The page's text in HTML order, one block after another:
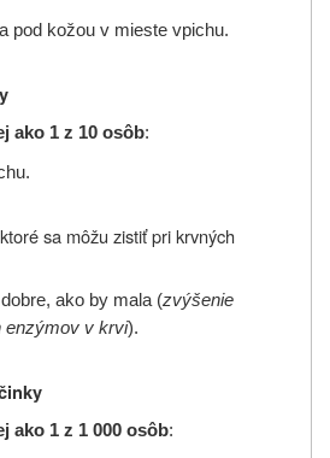
pod kožou v mieste vpichu.
ako 1 z 10 osôb:
sa môžu zistiť pri krvných
ako by mala (zvýšenie
enzýmov v krvi).
ako 1 z 1 000 osôb: